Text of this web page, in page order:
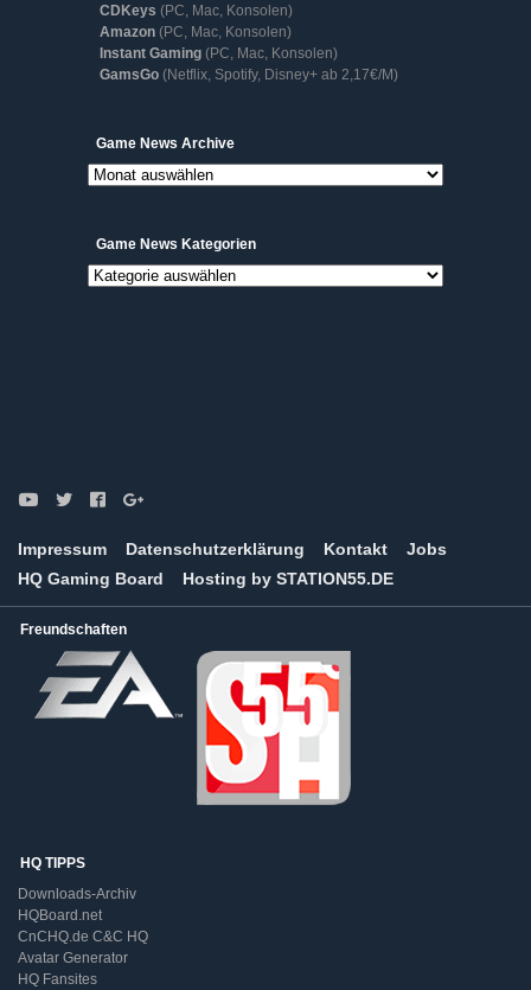
CDKeys (PC, Mac, Konsolen)
Amazon (PC, Mac, Konsolen)
Instant Gaming (PC, Mac, Konsolen)
GamsGo (Netflix, Spotify, Disney+ ab 2,17€/M)
Game News ArchiveGame
News
Archive
Game News Kategorien
Game
Impressum Datenschutzerklärung Kontakt
Jobs
HQ Gaming Board
Hosting by STATION55.DE
Freundschaften
HQ TIPPS
Downloads-Archiv
HQBoard.net
CnCHQ.de C&C HQ
Avatar Generator
HQ Fansites